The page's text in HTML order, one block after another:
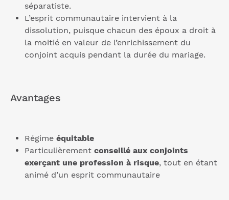
séparatiste.
L’esprit communautaire intervient à la
dissolution, puisque chacun des époux a droit à
la moitié en valeur de l’enrichissement du
conjoint acquis pendant la durée du mariage.
Avantages
Régime équitable
Particulièrement conseillé aux conjoints
exerçant une profession à risque, tout en étant
animé d’un esprit communautaire